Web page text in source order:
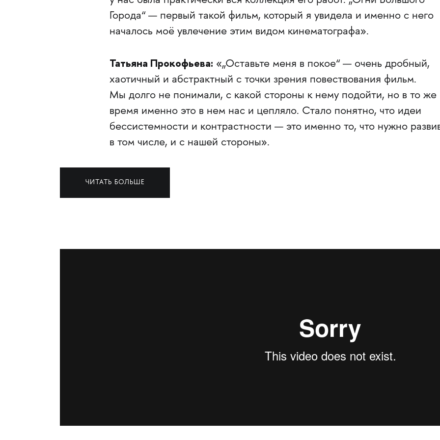
Города“ — первый такой фильм, который я увидела и именно с него
началось моё увлечение этим видом кинематографа».
Татьяна Прокофьева: «„Оставьте меня в покое“ — очень дробный,
хаотичный и абстрактный с точки зрения повествования фильм.
Мы долго не понимали, с какой стороны к нему подойти, но в то же
время именно это в нем нас и цепляло. Стало понятно, что идеи
бессистемности и контрастности — это именно то, что нужно
в том числе, и с нашей стороны».
ЧИТАТЬ БОЛЬШЕ